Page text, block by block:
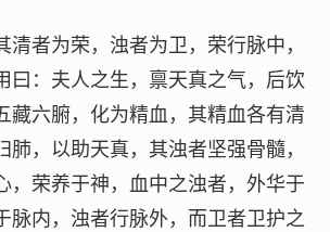
清者为荣，浊者为卫，荣行脉中，
曰：夫人之生，禀天真之气，后饮
藏六腑，化为精血，其精血各有清
肺，以助天真，其浊者坚强骨髓，
，荣养于神，血中之浊者，外华于
脉内，浊者行脉外，而卫者卫护之